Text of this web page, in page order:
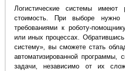
Логистические системы
стоимость. При выборе нужно
требованиями к роботу-
или иных процессах.
систему», вы сможете стать
автоматизированной программы,
задачи, независимо от их